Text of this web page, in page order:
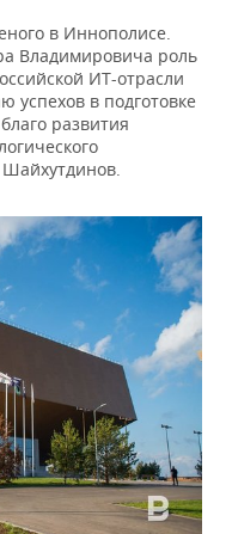
в Иннополисе.
Владимировича роль
ИТ-отрасли
успехов в подготовке
развития